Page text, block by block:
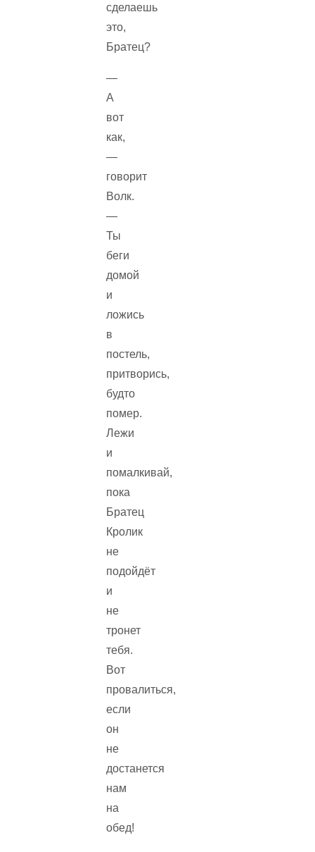
сделаешь
это,
Братец?
—
А
вот
как,
—
говорит
Волк.
—
Ты
беги
домой
и
ложись
в
постель,
притворись,
будто
помер.
Лежи
и
помалкивай,
пока
Братец
Кролик
не
подойдёт
и
не
тронет
тебя.
Вот
провалиться,
если
он
не
достанется
нам
на
обед!